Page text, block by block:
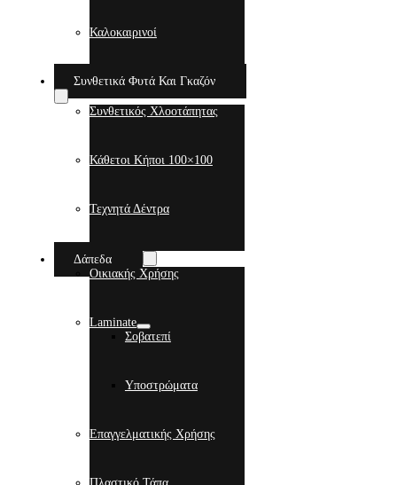
Καλοκαιρινοί
Συνθετικά Φυτά Και Γκαζόν
Συνθετικός Χλοοτάπητας
Κάθετοι Κήποι 100×100
Τεχνητά Δέντρα
Δάπεδα
Οικιακής Χρήσης
Laminate
Σοβατεπί
Υποστρώματα
Επαγγελματικής Χρήσης